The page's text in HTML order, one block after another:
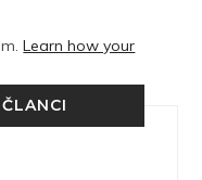
Learn how your